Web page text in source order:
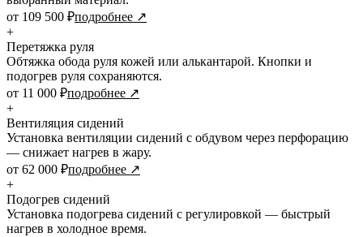
от 109 500 ₽подробнее ↗
+
Перетяжка руля
Обтяжка обода руля кожей или алькантарой. Кнопки и
подогрев руля сохраняются.
от 11 000 ₽подробнее ↗
+
Вентиляция сидений
Установка вентиляции сидений с обдувом через перфорацию
— снижает нагрев в жару.
от 62 000 ₽подробнее ↗
+
Подогрев сидений
Установка подогрева сидений с регулировкой — быстрый
нагрев в холодное время.